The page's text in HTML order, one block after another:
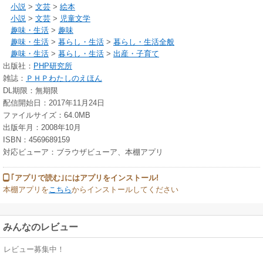
小説 > 文芸 > 絵本
小説 > 文芸 > 児童文学
趣味・生活 > 趣味
趣味・生活 > 暮らし・生活 > 暮らし・生活全般
趣味・生活 > 暮らし・生活 > 出産・子育て
出版社： PHP研究所
雑誌： ＰＨＰわたしのえほん
DL期限：無期限
配信開始日：2017年11月24日
ファイルサイズ：64.0MB
出版年月：2008年10月
ISBN：4569689159
対応ビューア：ブラウザビューア、本棚アプリ
｢アプリで読む｣にはアプリをインストール!
本棚アプリを こちらからインストールしてください
みんなのレビュー
レビュー募集中！